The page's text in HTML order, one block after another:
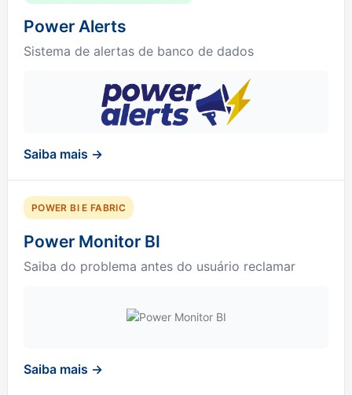
Power Alerts
Sistema de alertas de banco de dados
Saiba mais →
POWER BI E FABRIC
Power Monitor BI
Saiba do problema antes do usuário reclamar
Saiba mais →